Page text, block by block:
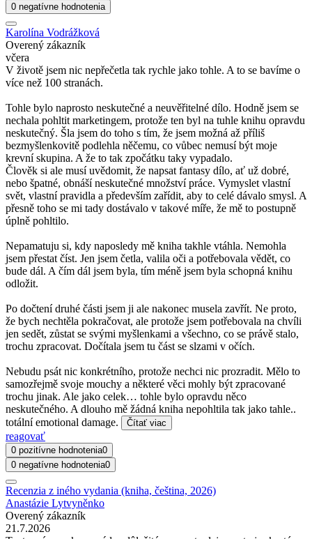
0 negatívne hodnotenia
Karolína Vodrážková
Overený zákazník
včera
V životě jsem nic nepřečetla tak rychle jako tohle. A to se bavíme o
více než 100 stranách.
Tohle bylo naprosto neskutečné a neuvěřitelné dílo. Hodně jsem se
nechala pohltit marketingem, protože ten byl na tuhle knihu opravdu
neskutečný. Šla jsem do toho s tím, že jsem možná až příliš
bezmyšlenkovitě podlehla něčemu, co vůbec nemusí být moje
krevní skupina. A že to tak zpočátku taky vypadalo.
Člověk si ale musí uvědomit, že napsat fantasy dílo, ať už dobré,
nebo špatné, obnáší neskutečné množství práce. Vymyslet vlastní
svět, vlastní pravidla a především zařídit, aby to celé dávalo smysl. A
přesně toho se mi tady dostávalo v takové míře, že mě to postupně
úplně pohltilo.
Nepamatuju si, kdy naposledy mě kniha takhle vtáhla. Nemohla
jsem přestat číst. Jen jsem četla, valila oči a potřebovala vědět, co
bude dál. A čím dál jsem byla, tím méně jsem byla schopná knihu
odložit.
Po dočtení druhé části jsem ji ale nakonec musela zavřít. Ne proto,
že bych nechtěla pokračovat, ale protože jsem potřebovala na chvíli
jen sedět, zůstat se svými myšlenkami a všechno, co se právě stalo,
trochu zpracovat. Dočítala jsem tu část se slzami v očích.
Nebudu psát nic konkrétního, protože nechci nic prozradit. Mělo to
samozřejmě svoje mouchy a některé věci mohly být zpracované
trochu jinak. Ale jako celek… tohle bylo opravdu něco
neskutečného. A dlouho mě žádná kniha nepohltila tak jako tahle..
totální emotional damage.
Čítať viac
reagovať
0 pozitívne hodnotenia0
0 negatívne hodnotenia0
Recenzia z iného vydania (kniha, čeština, 2026)
Anastázie Lytvyněnko
Overený zákazník
21.7.2026